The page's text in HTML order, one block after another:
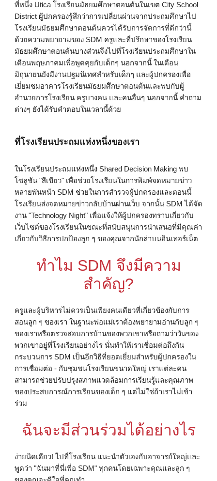
ที่หนึ่ง Utica โรงเรียนมัธยมศึกษาตอนต้นในเขต City School
District ผู้ปกครองรู้สึกว่าการเปลี่ยนผ่านจากประถมศึกษาไป
โรงเรียนมัธยมศึกษาตอนต้นควรได้รับการจัดการที่ดีกว่านี้
ด้วยความพยายามของ SDM ครูและที่ปรึกษาของโรงเรียน
มัธยมศึกษาตอนต้นบางส่วนจึงไปที่โรงเรียนประถมศึกษาใน
เดือนพฤษภาคมเพื่อพูดคุยกับเด็กๆ นอกจากนี้ ในเดือน
มิถุนายนยังมีงานปฐมนิเทศสำหรับเด็กๆ และผู้ปกครองเพื่อ
เยี่ยมชมอาคารโรงเรียนมัธยมศึกษาตอนต้นและพบกับผู้
อำนวยการโรงเรียน ครูบางคน และคนอื่นๆ นอกจากนี้ คำถาม
ต่างๆ ยังได้รับคำตอบในเวลานี้ด้วย
ที่โรงเรียนประถมแห่งหนึ่งของเรา
ในโรงเรียนประถมแห่งหนึ่ง Shared Decision Making พบ
โซลูชัน "สีเขียว" เพื่อช่วยโรงเรียนในการพิมพ์จดหมายข่าว
หลายพันหน้า SDM ช่วยในการสํารวจผู้ปกครองและตอนนี้
โรงเรียนส่งจดหมายข่าวกลับบ้านผ่านเว็บ จากนั้น SDM ได้จัด
งาน "Technology Night" เพื่อแจ้งให้ผู้ปกครองทราบเกี่ยวกับ
เว็บไซต์ของโรงเรียนในขณะที่สนับสนุนการนําเสนอที่มีคุณค่า
เกี่ยวกับวิธีการปกป้องลูก ๆ ของคุณจากนักล่าบนอินเทอร์เน็ต
ทําไม SDM จึงมีความ
สําคัญ?
ครูและผู้บริหารไม่ควรเป็นเพียงคนเดียวที่เกี่ยวข้องกับการ
สอนลูก ๆ ของเรา ในฐานะพ่อแม่เราต้องพยายามอ่านกับลูก ๆ
ของเราหรือตรวจสอบการบ้านของพวกเขาหรือถามว่าวันของ
พวกเขาอยู่ที่โรงเรียนอย่างไร นั่นทําให้เราเชื่อมต่อถึงกัน
กระบวนการ SDM เป็นอีกวิธีที่ยอดเยี่ยมสําหรับผู้ปกครองใน
การเชื่อมต่อ - กับชุมชนโรงเรียนขนาดใหญ่ เราแต่ละคน
สามารถช่วยปรับปรุงสภาพแวดล้อมการเรียนรู้และคุณภาพ
ของประสบการณ์การเรียนของเด็ก ๆ แต่ไม่ใช่ถ้าเราไม่เข้า
ร่วม
ฉันจะมีส่วนร่วมได้อย่างไร
ง่ายนิดเดียว! ไปที่โรงเรียน แนะนําตัวเองกับอาจารย์ใหญ่และ
พูดว่า "ฉันมาที่นี่เพื่อ SDM" ทุกคนโดยเฉพาะคุณและลูก ๆ